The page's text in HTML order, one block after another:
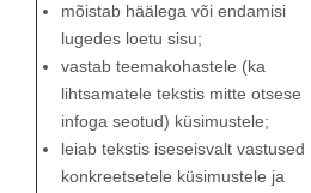
mõistab häälega või endamisi
lugedes loetu sisu;
vastab teemakohastele (ka
lihtsamatele tekstis mitte otsese
infoga seotud) küsimustele;
leiab tekstis iseseisvalt vastused
konkreetsetele küsimustele ja